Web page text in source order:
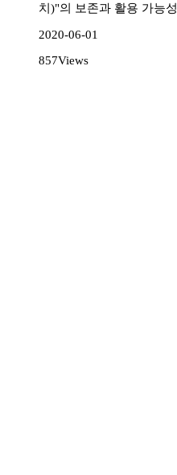
치)"의 보존과 활용 가능성
2020-06-01
857Views